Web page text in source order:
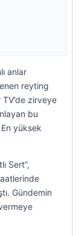
anlar
reyting
TV’de zirveye
bu
yüksek
Sert”,
Gündemin